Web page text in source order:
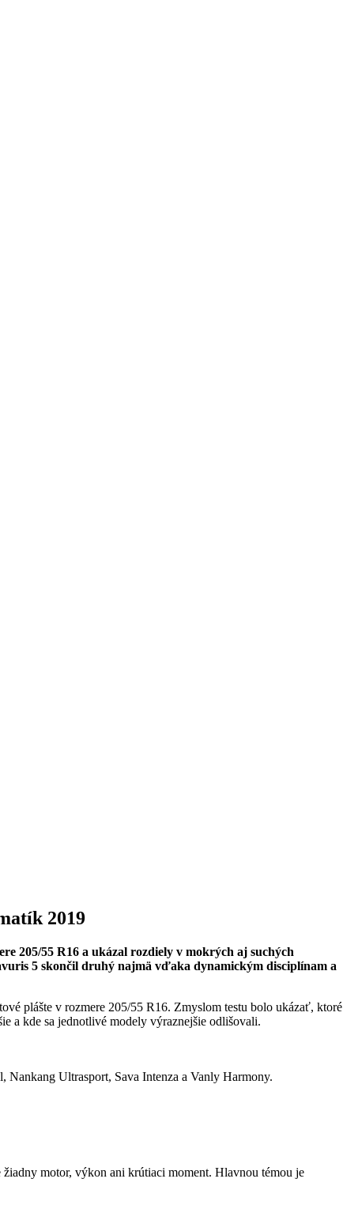
2019
205/55 R16 a ukázal rozdiely v mokrých aj suchých
5 skončil druhý najmä vďaka dynamickým disciplínam a
plášte v rozmere 205/55 R16. Zmyslom testu bolo ukázať, ktoré
a kde sa jednotlivé modely výraznejšie odlišovali.
Nankang Ultrasport, Sava Intenza a Vanly Harmony.
motor, výkon ani krútiaci moment. Hlavnou témou je